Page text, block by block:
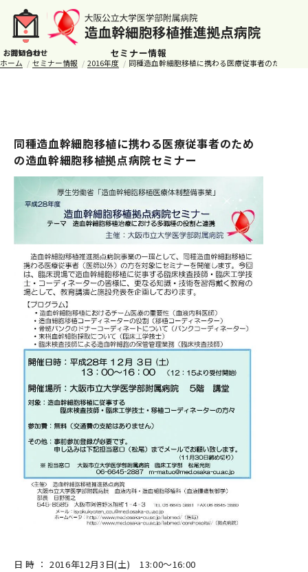
セミナー情報
ホーム セミナー情報 2016年度 同種造血幹細胞移植に携わる医療従事者のための造
同種造血幹細胞移植に携わる医療従事者のため
の造血幹細胞移植拠点病院セミナー
日 時 ： 2016年12月3日(土) 13:00～16:00